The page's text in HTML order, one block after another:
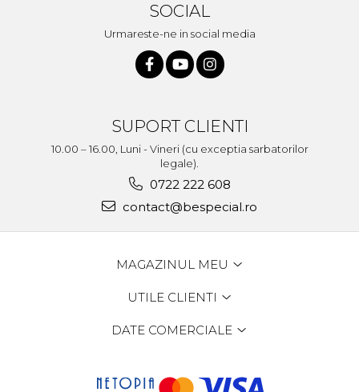
SOCIAL
Urmareste-ne in social media
SUPORT CLIENTI
10.00 – 16.00, Luni - Vineri (cu exceptia sarbatorilor
legale).
0722 222 608
contact@bespecial.ro
MAGAZINUL MEU
UTILE CLIENTI
DATE COMERCIALE